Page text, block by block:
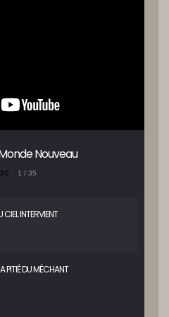
Nouveau
1 / 35
CIEL INTERVIENT
PITIÉ DU MÉCHANT